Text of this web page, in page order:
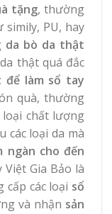
tặng, thường
simily, PU, hay
da bò da thật
thật quá đắc
làm sổ tay
quà, thường
chất lượng
các loại da mà
ngàn cho đến
Việt Gia Bảo là
cấp các loại sổ
và nhận sản